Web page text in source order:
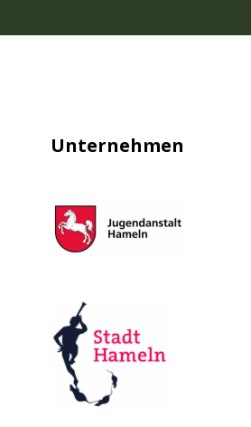
Unternehmen